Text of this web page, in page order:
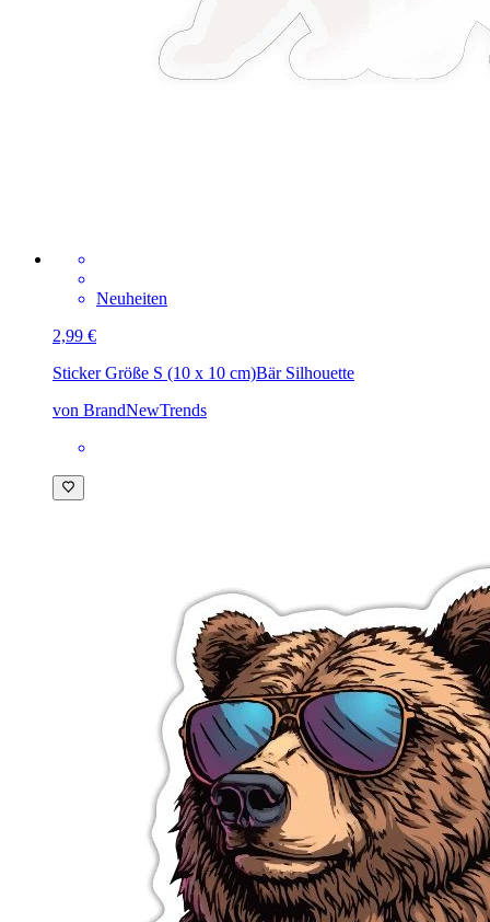
Neuheiten
2,99 €
Sticker Größe S (10 x 10 cm)Bär Silhouette
von BrandNewTrends